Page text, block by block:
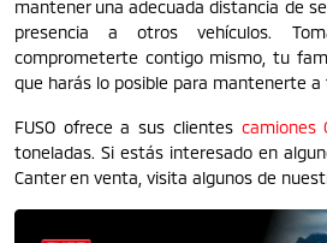
mantener una adecuada distancia de
presencia a otros vehículos.
comprometerte contigo mismo, tu
que harás lo posible para mantenerte a
FUSO ofrece a sus clientes camiones
toneladas. Si estás interesado en
Canter en venta, visita algunos de